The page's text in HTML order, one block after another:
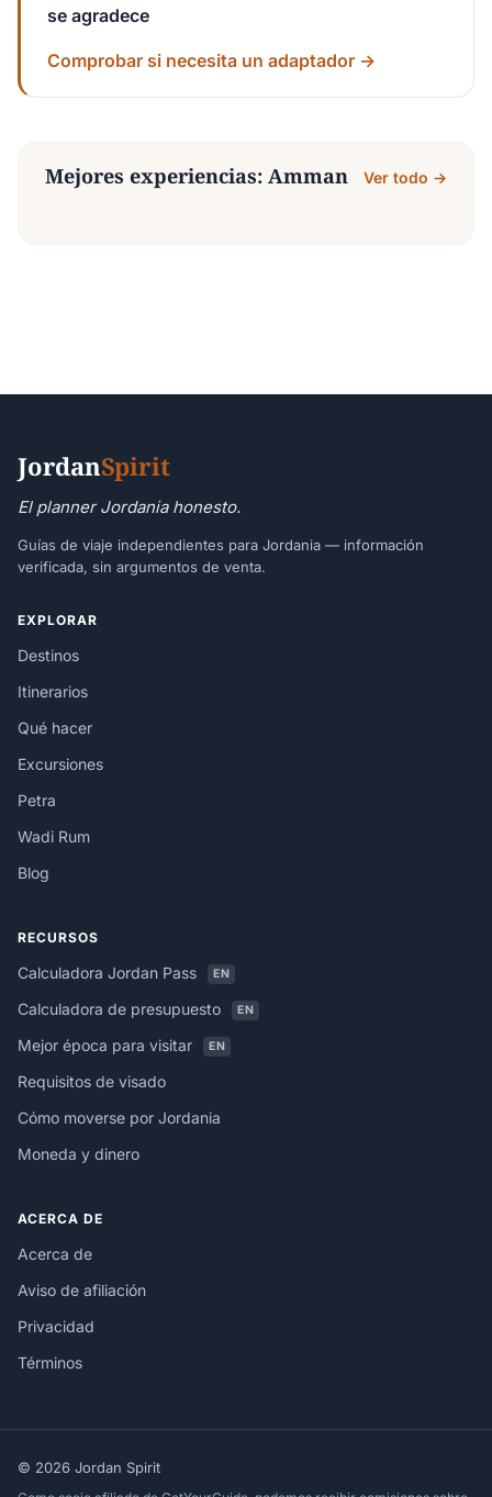
se agradece
Comprobar si necesita un adaptador →
Mejores experiencias: Amman Ver todo →
JordanSpirit
El planner Jordania honesto.
Guías de viaje independientes para Jordania — información
verificada, sin argumentos de venta.
EXPLORAR
Destinos
Itinerarios
Qué hacer
Excursiones
Petra
Wadi Rum
Blog
RECURSOS
Calculadora Jordan Pass EN
Calculadora de presupuesto EN
Mejor época para visitar EN
Requisitos de visado
Cómo moverse por Jordania
Moneda y dinero
ACERCA DE
Acerca de
Aviso de afiliación
Privacidad
Términos
© 2026 Jordan Spirit